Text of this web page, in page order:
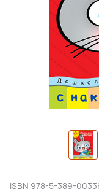
ISBN 978-5-389-